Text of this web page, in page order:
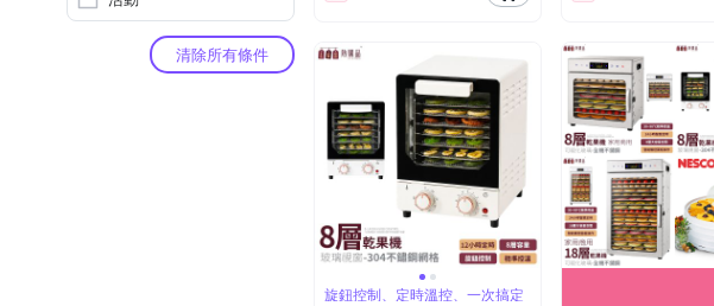
清除所有條件
旋鈕控制、定時溫控、一次搞定